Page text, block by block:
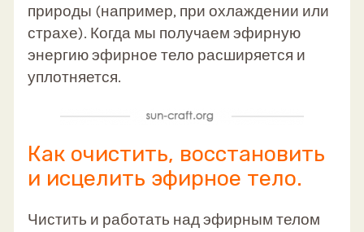
природы (например, при охлаждении или
страхе). Когда мы получаем эфирную
энергию эфирное тело расширяется и
уплотняется.
Как очистить, восстановить
и исцелить эфирное тело.
Чистить и работать над эфирным телом